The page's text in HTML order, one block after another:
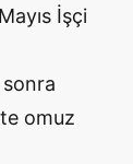
İşçi
omuz